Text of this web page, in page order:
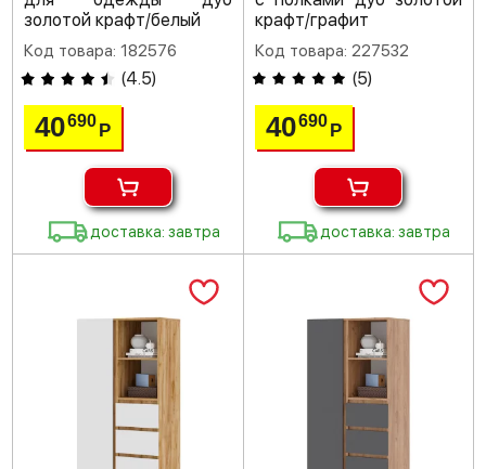
золотой крафт/белый
Код товара: 182576
(4.5)
40690Р
доставка: завтра
крафт/графит
Код товара: 227532
(5)
40690 Р
доставка: завтра